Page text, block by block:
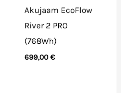
Akujaam EcoFlow
River 2 PRO
(768Wh)
699,00€